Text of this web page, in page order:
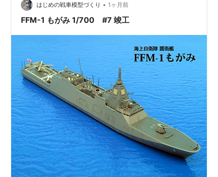
属するプラ板を切り出して接着する指示でし…
はじめの戦車模型づくり • 1ヶ月前
FFM-1 もがみ 1/700 #7 竣工